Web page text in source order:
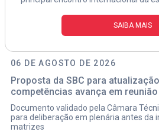
SAIBA MAIS
06 DE AGOSTO DE 2026
Proposta da SBC para
competências avança em
Documento validado pela Câmara
para deliberação em plenária antes da
matrizes